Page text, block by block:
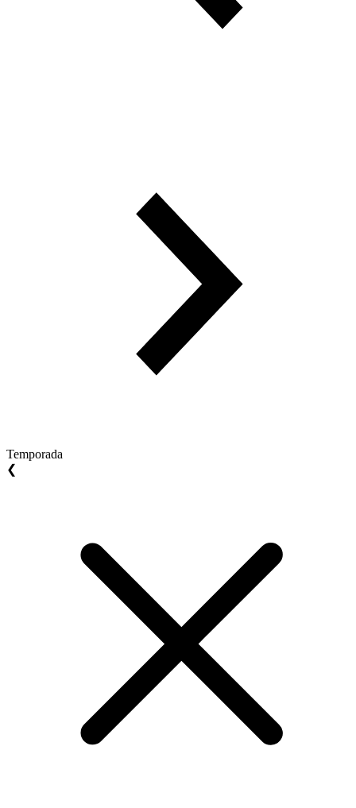
Temporada
❮